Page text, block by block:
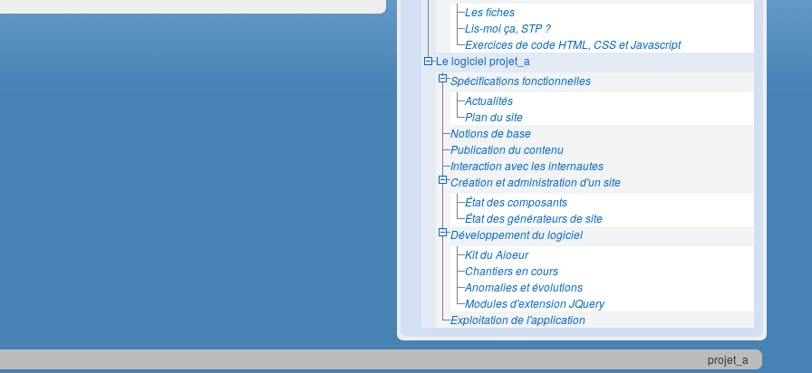
Les fiches
Lis-moi ça, STP ?
Exercices de code HTML, CSS et Javascript
Le logiciel projet_a
Spécifications fonctionnelles
Actualités
Plan du site
Notions de base
Publication du contenu
Interaction avec les internautes
Création et administration d'un site
État des composants
État des générateurs de site
Développement du logiciel
Kit du Aioeur
Chantiers en cours
Anomalies et évolutions
Modules d'extension JQuery
Exploitation de l'application
projet_a